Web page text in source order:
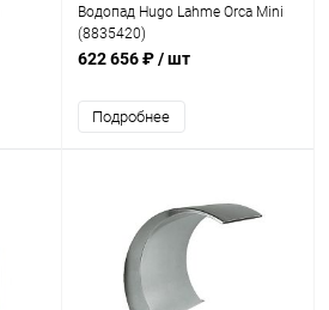
Водопад Hugo Lahme Orca Mini
(8835420)
622 656 ₽/ шт
Подробнее